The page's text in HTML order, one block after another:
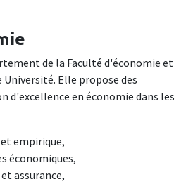
de la Faculté d'économie et
Elle propose des
d'excellence en économie dans les
empirique,
économiques,
assurance,